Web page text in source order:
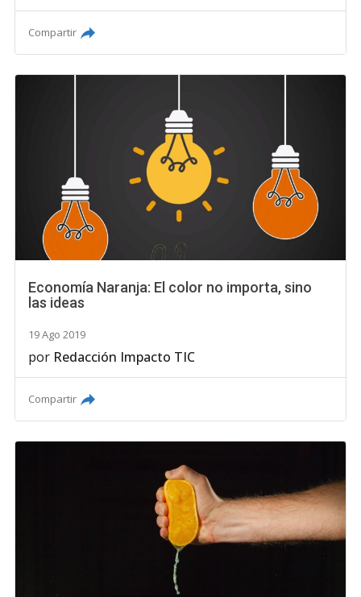
Compartir
Economía Naranja: El color no importa, sino
las ideas
19 Ago 2019
por Redacción Impacto TIC
Compartir